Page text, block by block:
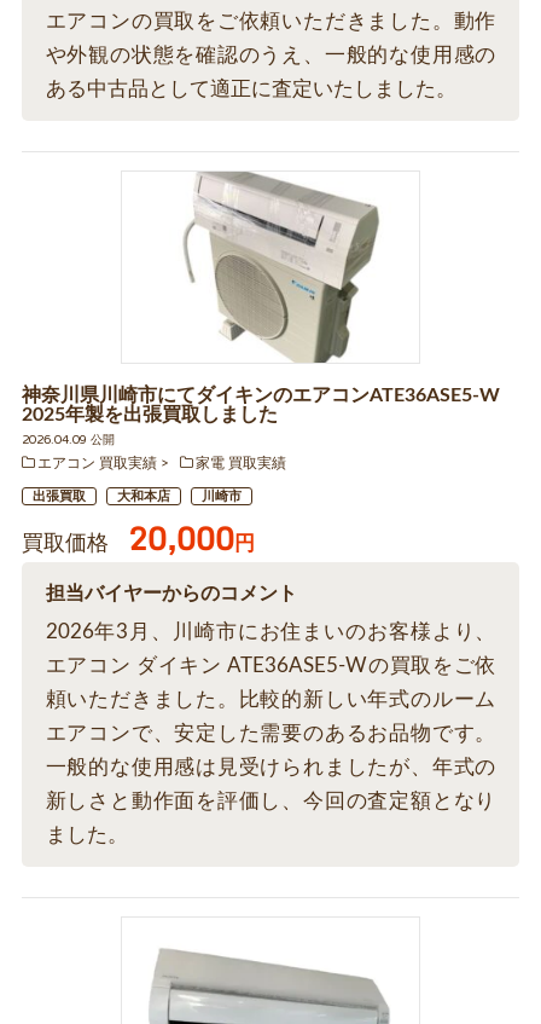
エアコンの買取をご依頼いただきました。動作
や外観の状態を確認のうえ、一般的な使用感の
ある中古品として適正に査定いたしました。
神奈川県川崎市にてダイキンのエアコンATE36ASE5-W
2025年製を出張買取しました
2026.04.09 公開
エアコン 買取実績
家電 買取実績
出張買取 大和本店 川崎市
買取価格 20,000円
担当バイヤーからのコメント
2026年3月、川崎市にお住まいのお客様より、
エアコン ダイキン ATE36ASE5-Wの買取をご依
頼いただきました。比較的新しい年式のルーム
エアコンで、安定した需要のあるお品物です。
一般的な使用感は見受けられましたが、年式の
新しさと動作面を評価し、今回の査定額となり
ました。